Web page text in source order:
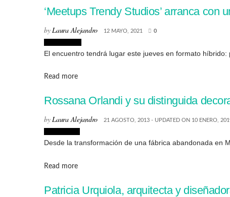
‘Meetups Trendy Studios’ arranca
byLaura Alejandro 12 MAYO, 2021 0
El encuentro tendrá lugar este jueves en formato
Read moreDetails
Rossana Orlandi y su distinguida
byLaura Alejandro 21 AGOSTO, 2013 - UPDATED ON 10 ENERO,
Desde la transformación de una fábrica abandonada en
Read moreDetails
Patricia Urquiola, arquitecta y